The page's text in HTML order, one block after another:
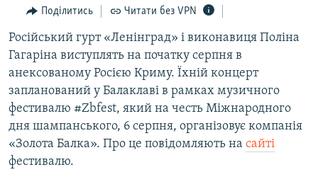
Перейти
пошуку
ПОГЛЯД
ІНТЕРВ'Ю
ВСЕ ЗА ДЕНЬ
СПЕЦПРОЕКТИ
ДЕПОРТАЦІЯ
ВІДЕОУРОКИ «ELIFBE»
СВІДЧЕННЯ ОКУПАЦІЇ
ЯК ОБІЙТИ БЛОКУВАННЯ
Русский
Поділитись Читати без VPN
Російський гурт «Ленінград» і виконавиця Поліна
Гагаріна виступлять на початку серпня в
анексованому Росією Криму. Їхній концерт
запланований у Балаклаві в рамках музичного
фестивалю #Zbfest, який на честь Міжнародного
дня шампанського, 6 серпня, організовує компанія
«Золота Балка». Про це повідомляють на сайті
фестивалю.